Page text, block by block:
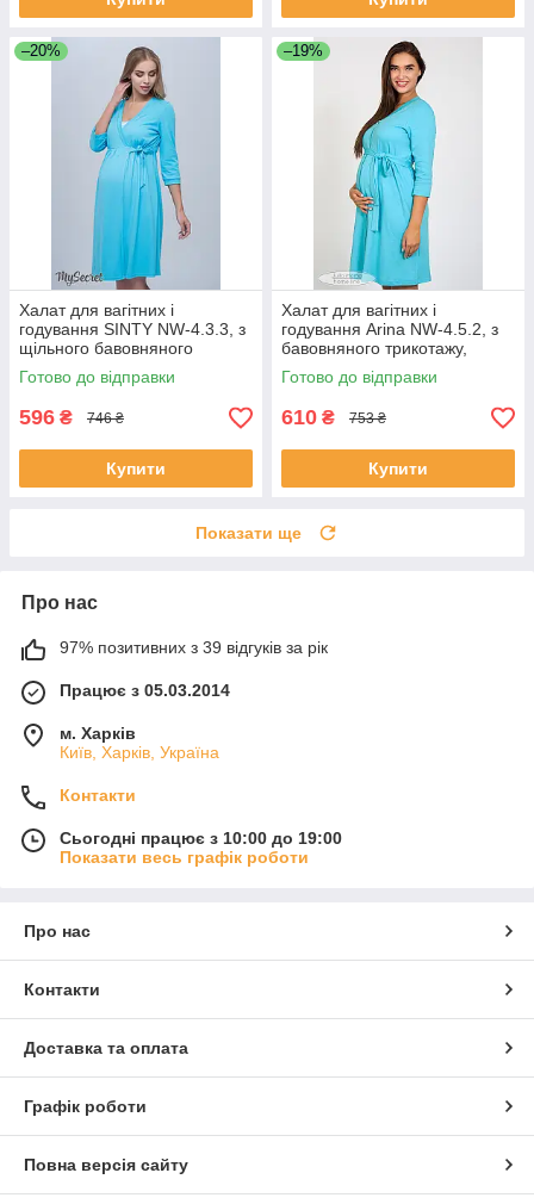
–20%
Халат для вагітних і
годування SINTY NW-4.3.3, з
щільного бавовняного
трикотажу, блакитний
Готово до відправки
596 ₴ 746 ₴
Купити
–19%
Халат для вагітних і
годування Arina NW-4.5.2, з
бавовняного трикотажу,
блакитний, розмір 44
Готово до відправки
610 ₴ 753 ₴
Купити
Показати ще
Про нас
97% позитивних з 39 відгуків за рік
Працює з 05.03.2014
м. Харків
Київ, Харків, Україна
Контакти
Сьогодні працює з 10:00 до 19:00
Показати весь графік роботи
Про нас
Контакти
Доставка та оплата
Графік роботи
Повна версія сайту